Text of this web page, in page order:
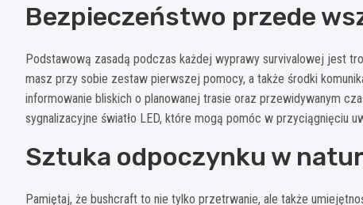
Bezpieczeństwo przede
Podstawową zasadą podczas każdej wyprawy survivalowej jest
masz przy sobie zestaw pierwszej pomocy, a także środki
informowanie bliskich o planowanej trasie oraz przewidywanym
sygnalizacyjne światło LED, które mogą pomóc w przyciągnięciu
Sztuka odpoczynku w
Pamiętaj, że bushcraft to nie tylko przetrwanie, ale także